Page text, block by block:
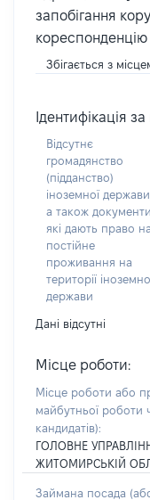
запобігання
кореспонденцію
Збігається з
Ідентифікація
Відсутнє
громадянство
(підданство)
іноземної держави,
а також документи,
які дають право на
постійне
проживання на
території
держави
Дані відсутні
Місце роботи:
Місце роботи або
майбутньої роботи
кандидатів):
ГОЛОВНЕ
ЖИТОМИРСЬКІЙ
Займана посада